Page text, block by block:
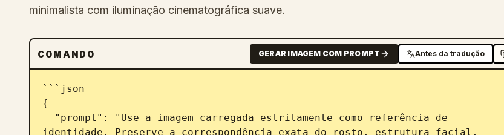
minimalista com iluminação cinematográfica suave.
COMANDO GERAR IMAGEM COM PROMPT Antes da tradução
```json
{
identidade. Preserve a correspondência exata do rosto, estrutura facial,